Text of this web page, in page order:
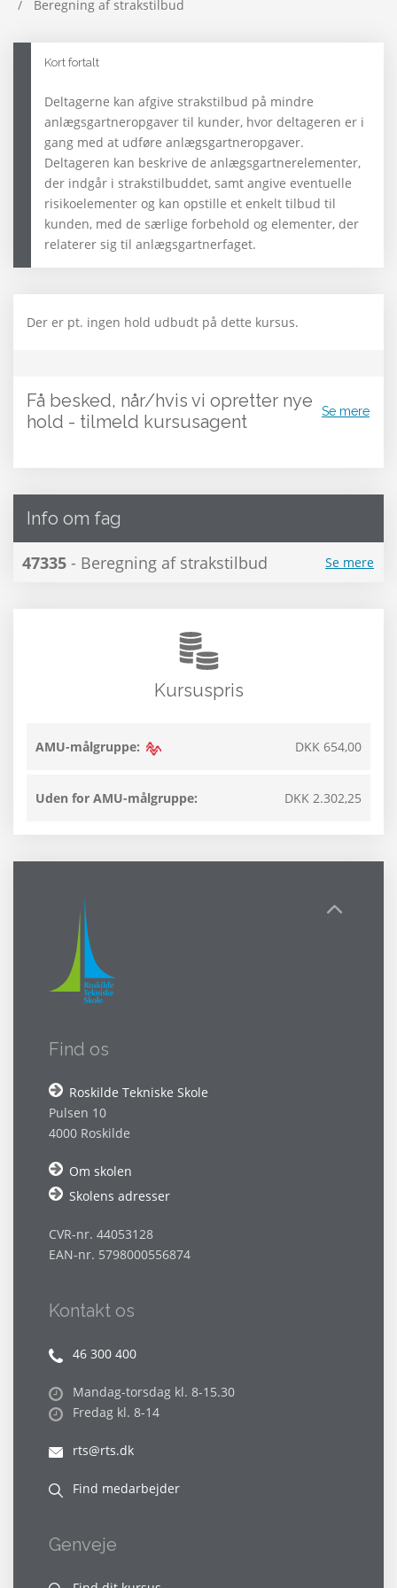
Beregning af strakstilbud
Kort fortalt
Deltagerne kan afgive strakstilbud på mindre
anlægsgartneropgaver til kunder, hvor deltageren er i
gang med at udføre anlægsgartneropgaver.
Deltageren kan beskrive de anlægsgartnerelementer,
der indgår i strakstilbuddet, samt angive eventuelle
risikoelementer og kan opstille et enkelt tilbud til
kunden, med de særlige forbehold og elementer, der
relaterer sig til anlægsgartnerfaget.
Der er pt. ingen hold udbudt på dette kursus.
Få besked, når/hvis vi opretter nye
hold - tilmeld kursusagent
Se mere
Info om fag
47335 - Beregning af strakstilbud Se mere
Kursuspris
AMU-målgruppe: DKK 654,00
Uden for AMU-målgruppe: DKK 2.302,25
Find os
Roskilde Tekniske Skole
Pulsen 10
4000 Roskilde
Om skolen
Skolens adresser
CVR-nr. 44053128
EAN-nr. 5798000556874
Kontakt os
46 300 400
Mandag-torsdag kl. 8-15.30
Fredag kl. 8-14
rts@rts.dk
Find medarbejder
Genveje